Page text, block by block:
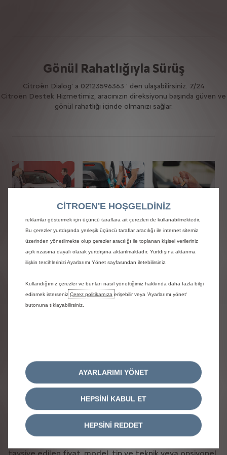
Gönül Rahatlığıyla Sürüş
Citroën Dialog' a 02123596363 ' den ulaşabilirsiniz. 7/24
Citroën Destek Hizmetimiz, aracınızın direksiyonu başında güven ve
gönül rahatlığı içinde olmanızı sağlar.
Citroën
Garanti
Hizmeti
PSA
Kasko
Servis
Kontratları
Citroën 2026
Tofaş Türk Otomobil Fabrikası A.Ş. Web Sitesi'nde yer
alan bilgilerin (aksi açık bir şekilde belirtilmedikçe) bir
satış teklifi olmadığını ve Tofaş Türk Otomobil Fabrikası
A.Ş. ve/veya Bayi ve Yetkili Satıcıları adına bir herhangi
bir taahhüt teşkil etmediğini beyan eder. Tofaş Türk
Otomobil Fabrikası A.Ş., önceden haber vermeksizin bu
Siteye ait “Kullanım Şartları” da dahil olmak üzere,
CITROEN'E HOŞGELDİNİZ
Web sitemizde size en iyi deneyimi sunabilmek için çerezler kullanıyoruz.
Çerezler size güvenlik, ağ yönetimi ve erişilebilirlik gibi temel işlevleri
sunmamızı sağlamaktadır.Çerezler, dil tanıma, arama sonuçları gibi çeşitli
sunduğumuz hizmetleri geliştirmektedir. Web sitemiz, sizin için daha işlevsel
reklamlar göstermek için üçüncü taraflara ait çerezleri de kullanabilmektedir.
Bu çerezler yurtdışında yerleşik üçüncü taraflar aracılığı ile internet sitemiz
üzerinden yönetilmekte olup çerezler aracılığı ile toplanan kişisel verileriniz
açık rızasına dayalı olarak yurtdışına aktarılmaktadır. Yurtdışına aktarıma
ilişkin tercihlerinizi Ayarlarımı Yönet sayfasından iletebilirsiniz.
Kullandığımız çerezler ve bunları nasıl yönettiğimiz hakkında daha fazla bilgi
edinmek isterseniz Çerez politikamıza erişebilir veya 'Ayarlarımı yönet‘
butonuna tıklayabilirsiniz.
AYARLARIMI YÖNET
HEPSİNİ KABUL ET
HEPSİNİ REDDET